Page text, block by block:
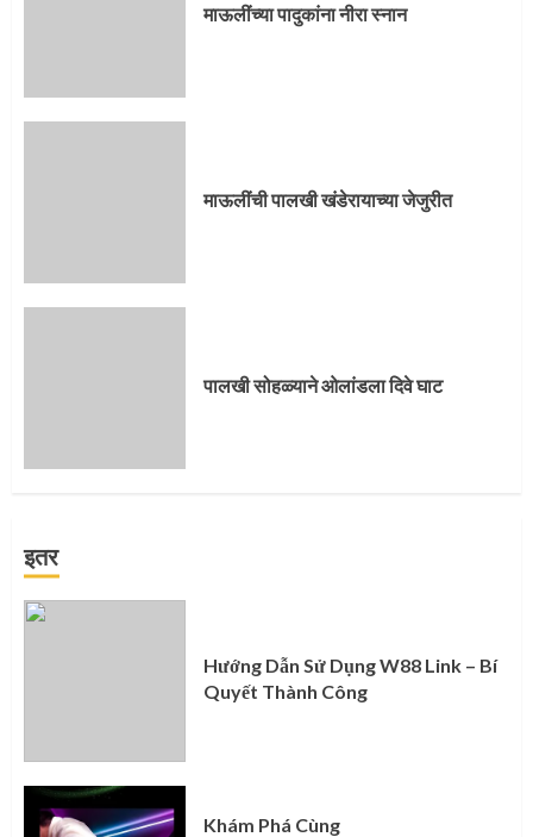
माऊलींच्या पादुकांना नीरा स्नान
माऊलींची पालखी खंडेरायाच्या जेजुरीत
पालखी सोहळ्याने ओलांडला दिवे घाट
इतर
Hướng Dẫn Sử Dụng W88 Link – Bí
Quyết Thành Công
Khám Phá Cùng